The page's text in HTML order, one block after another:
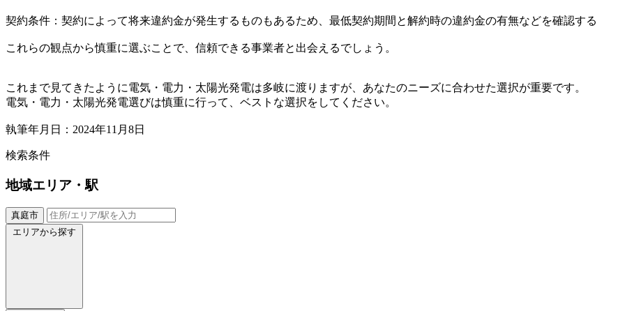
契約条件：契約によって将来違約金が発生するものもあるため、最低契約期間と解約時の違約金の有無などを確認する
これらの観点から慎重に選ぶことで、信頼できる事業者と出会えるでしょう。
これまで見てきたように電気・電力・太陽光発電は多岐に渡りますが、あなたのニーズに合わせた選択が重要です。
電気・電力・太陽光発電選びは慎重に行って、ベストな選択をしてください。
執筆年月日：2024年11月8日
検索条件
地域エリア・駅
真庭市
エリアから探す